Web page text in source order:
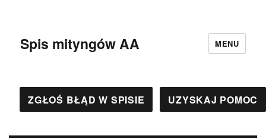
Spis mityngów AA MENU
ZGŁOŚ BŁĄD W SPISIE UZYSKAJ POMOC